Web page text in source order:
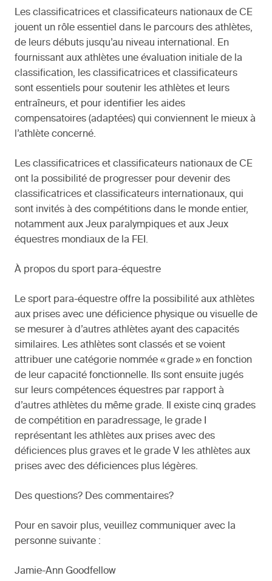
Les classificatrices et classificateurs nationaux de CE
jouent un rôle essentiel dans le parcours des athlètes,
de leurs débuts jusqu’au niveau international. En
fournissant aux athlètes une évaluation initiale de la
classification, les classificatrices et classificateurs
sont essentiels pour soutenir les athlètes et leurs
entraîneurs, et pour identifier les aides
compensatoires (adaptées) qui conviennent le mieux à
l’athlète concerné.
Les classificatrices et classificateurs nationaux de CE
ont la possibilité de progresser pour devenir des
classificatrices et classificateurs internationaux, qui
sont invités à des compétitions dans le monde entier,
notamment aux Jeux paralympiques et aux Jeux
équestres mondiaux de la FEI.
À propos du sport para-équestre
Le sport para-équestre offre la possibilité aux athlètes
aux prises avec une déficience physique ou visuelle de
se mesurer à d’autres athlètes ayant des capacités
similaires. Les athlètes sont classés et se voient
attribuer une catégorie nommée « grade » en fonction
de leur capacité fonctionnelle. Ils sont ensuite jugés
sur leurs compétences équestres par rapport à
d’autres athlètes du même grade. Il existe cinq grades
de compétition en paradressage, le grade I
représentant les athlètes aux prises avec des
déficiences plus graves et le grade V les athlètes aux
prises avec des déficiences plus légères.
Des questions? Des commentaires?
Pour en savoir plus, veuillez communiquer avec la
personne suivante :
Jamie-Ann Goodfellow